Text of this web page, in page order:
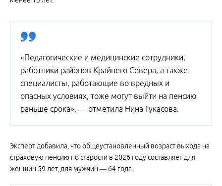
«Педагогические и медицинские сотрудники,
работники районов Крайнего Севера, а также
специалисты, работающие во вредных и
опасных условиях, тоже могут выйти на пенсию
раньше срока», — отметила Нина Гукасова.
Эксперт добавила, что общеустановленный возраст выхода на
страховую пенсию по старости в 2026 году составляет для
женщин 59 лет, для мужчин — 64 года.